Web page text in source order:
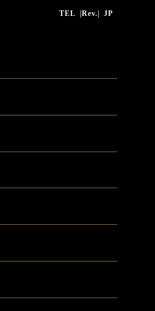
TEL |Rev.| JP